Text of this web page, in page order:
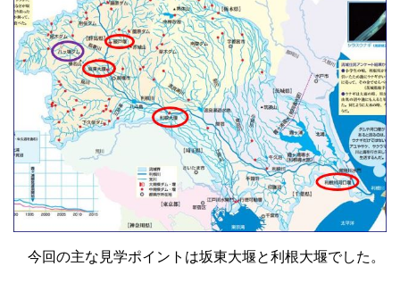
今回の主な見学ポイントは坂東大堰と利根大堰でした。